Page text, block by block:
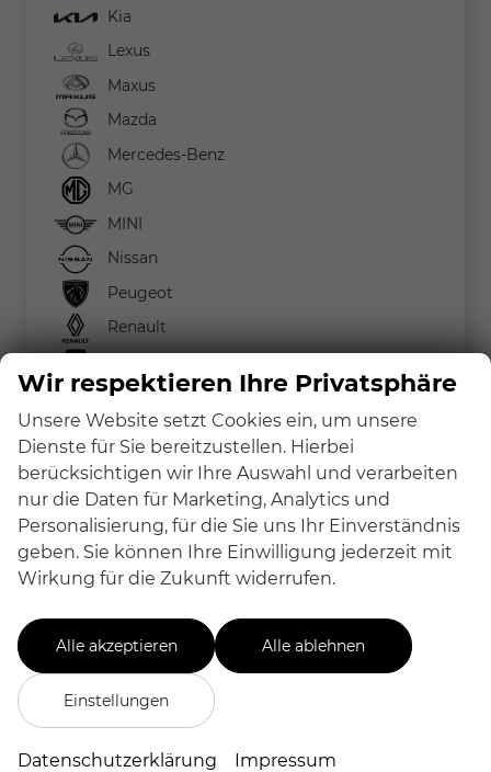
Kia
Lexus
Maxus
Mazda
Mercedes-Benz
MG
MINI
Nissan
Peugeot
Renault
Skoda
Suzuki
Toyota
Volkswagen
Volvo
Anmelden
Wir respektieren Ihre Privatsphäre
Unsere Website setzt Cookies ein, um unsere
Dienste für Sie bereitzustellen. Hierbei
berücksichtigen wir Ihre Auswahl und verarbeiten
nur die Daten für Marketing, Analytics und
Personalisierung, für die Sie uns Ihr Einverständnis
geben. Sie können Ihre Einwilligung jederzeit mit
Wirkung für die Zukunft widerrufen.
Alle akzeptieren Alle ablehnen
Einstellungen
Datenschutzerklärung Impressum